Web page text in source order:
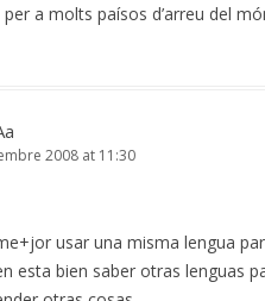
a molts paísos d’arreu del
2008 at 11:30
usar una misma lengua
esta bien saber otras lenguas